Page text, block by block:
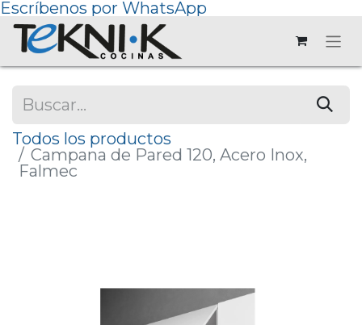
Escríbenos por WhatsApp
Todos los productos
Campana de Pared 120, Acero Inox,
Falmec